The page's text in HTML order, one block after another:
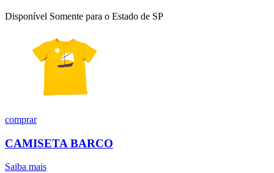
Disponível Somente para o Estado de SP
comprar
CAMISETA BARCO
Saiba mais